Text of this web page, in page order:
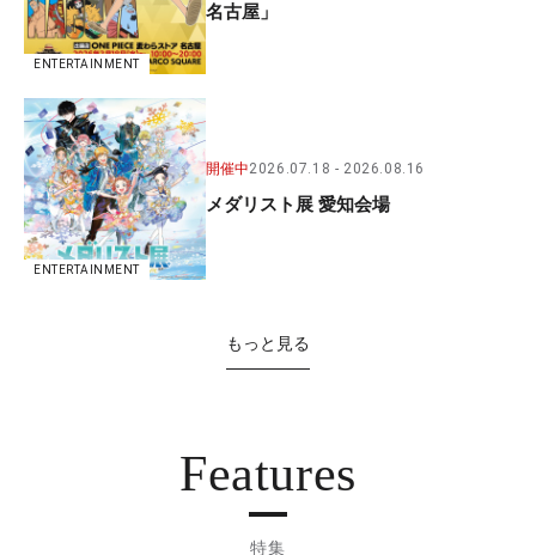
ENTERTAINMENT
名古屋」
ENTERTAINMENT
開催中2026.07.18 2026.08.16
メダリスト展 愛知会場
もっと見る
Features
特集